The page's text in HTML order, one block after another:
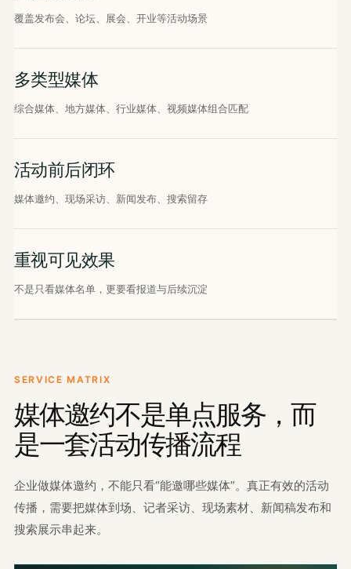
覆盖发布会、论坛、展会、开业等活动场景
多类型媒体
综合媒体、地方媒体、行业媒体、视频媒体组合匹配
活动前后闭环
媒体邀约、现场采访、新闻发布、搜索留存
重视可见效果
不是只看媒体名单，更要看报道与后续沉淀
SERVICE MATRIX
媒体邀约不是单点服务，而
是一套活动传播流程
企业做媒体邀约，不能只看“能邀哪些媒体”。真正有效的活动
传播，需要把媒体到场、记者采访、现场素材、新闻稿发布和
搜索展示串起来。